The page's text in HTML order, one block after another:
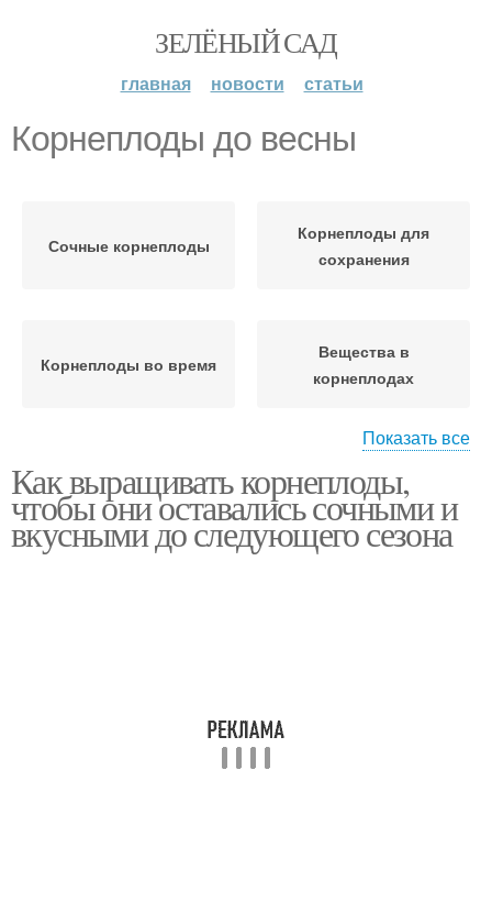
ЗЕЛЁНЫЙ САД
главная новости статьи
Корнеплоды до весны
Сочные корнеплоды
Корнеплоды для
сохранения
Корнеплоды во время
Вещества в
корнеплодах
приготовления
Урожай до весны
Показать все
Как выращивать корнеплоды,
чтобы они оставались сочными и
вкусными до следующего сезона